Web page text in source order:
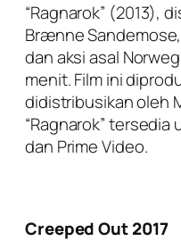
“Ragnarok” (2013),
Brænne
dan aksi asal
menit. Film ini
didistribusikan oleh
“Ragnarok”
dan Prime Video.
Creeped Out 2017